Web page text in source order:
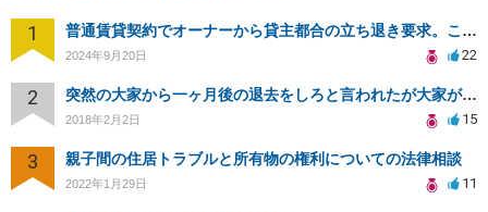
1 普通賃貸契約でオーナーから貸主都合の立ち退き要求。このまま住み続けるには？
2024年9月20日 22
2 突然の大家から一ヶ月後の退去をしろと言われたが大家が損害請求に応じない
2018年2月2日 15
3 親子間の住居トラブルと所有物の権利についての法律相談
2022年1月29日 11